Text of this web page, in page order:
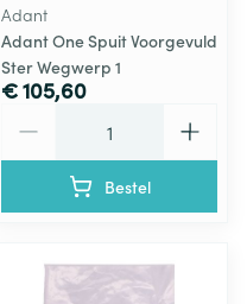
Adant
Adant One Spuit Voorgevuld
Ster Wegwerp 1
€ 105,60
Bestel